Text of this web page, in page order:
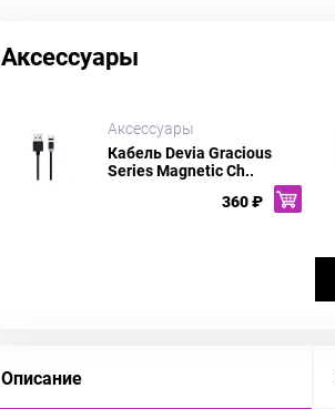
Аксессуары
Аксессуары
Кабель Devia Gracious
Series Magnetic Ch..
360 ₽
Описание